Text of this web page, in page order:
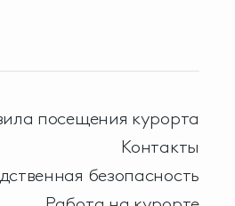
посещения курорта
Контакты
безопасность